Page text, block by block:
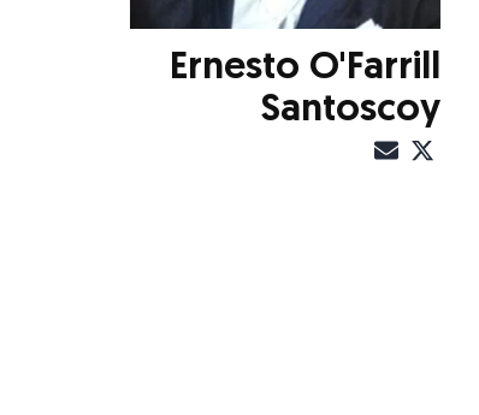
Ernesto O'Farrill
Santoscoy